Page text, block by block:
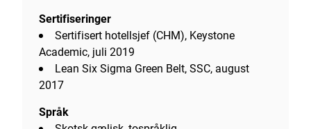
Sertifiseringer
Sertifisert hotellsjef (CHM), Keystone
Academic, juli 2019
Lean Six Sigma Green Belt, SSC, august
2017
Språk